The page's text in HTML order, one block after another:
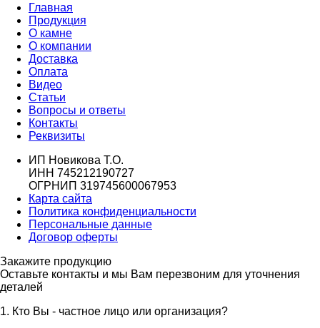
Главная
Продукция
О камне
О компании
Доставка
Оплата
Видео
Статьи
Вопросы и ответы
Контакты
Реквизиты
ИП Новикова Т.О.
ИНН 745212190727
ОГРНИП 319745600067953
Карта сайта
Политика конфиденциальности
Персональные данные
Договор оферты
Закажите продукцию
Оставьте контакты и мы Вам перезвоним для уточнения
деталей
1. Кто Вы - частное лицо или организация?